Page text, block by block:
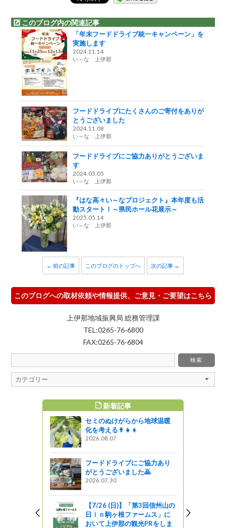
このブログ内の関連記事
「年末フードドライブ統一キャンペーン」を
実施します
2024.11.14
い～な 上伊那
フードドライブにたくさんのご寄付をありが
とうございました
2024.11.08
い～な 上伊那
フードドライブにご協力ありがとうございま
す
2024.03.05
い～な 上伊那
『はな高々い～なプロジェクト』本年度も活
動スタート！～県民ホール花展示～
2025.05.14
い～な 上伊那
← 前の記事 このブログのトップへ 次の記事 →
このブログへの取材依頼や情報提供、ご意見・ご要望はこちら
上伊那地域振興局 総務管理課
TEL:0265-76-6800
FAX:0265-76-6804
新着記事
セミのぬけがらから地球温暖
化を考える👨‍👧‍👦
2026.08.07
フードドライブにご協力あり
がとうございました🙇
2026.07.30
【7/26 (日)】「第3回信州山の
日ｉｎ駒ヶ根ファームス」に
おいて上伊那の観光PRをしま